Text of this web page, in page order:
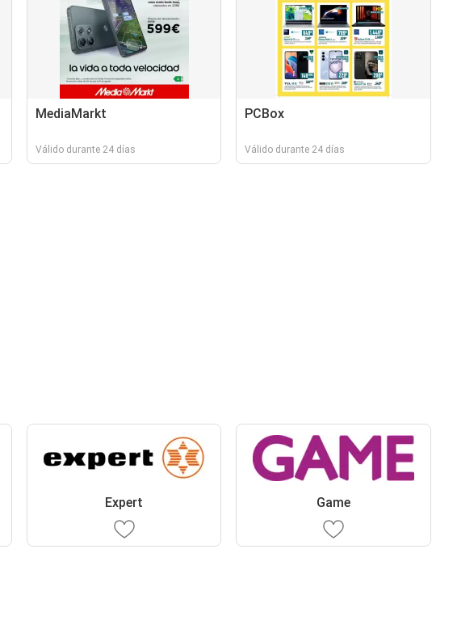
MediaMarkt
Válido durante 24 días
PCBox
Válido durante 24 días
Expert Game